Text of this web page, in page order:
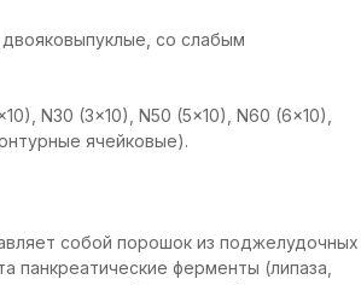
со слабым
N30 (3x10), N50 (5x10), N60 (6x10),
ячейковые).
собой порошок из поджелудочных
панкреатические ферменты (липаза,